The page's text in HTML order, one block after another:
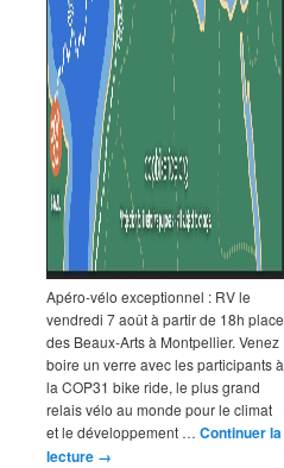
Apéro-vélo exceptionnel : RV le
vendredi 7 août à partir de 18h place
des Beaux-Arts à Montpellier. Venez
boire un verre avec les participants à
la COP31 bike ride, le plus grand
relais vélo au monde pour le climat
et le développement … Continuer la
lecture →